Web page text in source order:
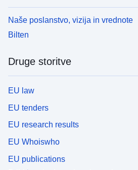
Naše poslanstvo, vizija in vrednote
Bilten
Druge storitve
EU law
EU tenders
EU research results
EU Whoiswho
EU publications